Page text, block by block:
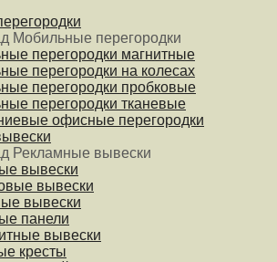
Мобильные перегородки
перегородки магнитные
перегородки на колесах
перегородки пробковые
перегородки тканевые
офисные перегородки
Рекламные вывески
вывески
вывески
вывески
панели
вывески
кресты